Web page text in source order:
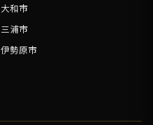
大和市
三浦市
伊勢原市